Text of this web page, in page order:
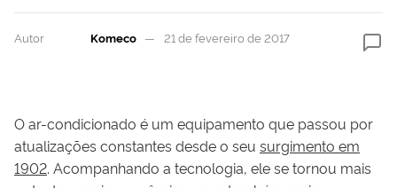
Autor Komeco 21 de fevereiro de 2017
O ar-condicionado é um equipamento que passou por
atualizações constantes desde o seu surgimento em
1902. Acompanhando a tecnologia, ele se tornou mais